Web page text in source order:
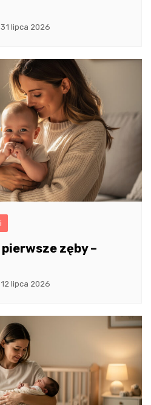
31 lipca 2026
zęby –
12 lipca 2026